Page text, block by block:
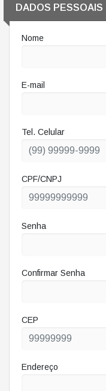
DADOS PESSOAIS
Nome
E-mail
Tel. Celular
CPF/CNPJ
Senha
Confirmar Senha
CEP
Endereço